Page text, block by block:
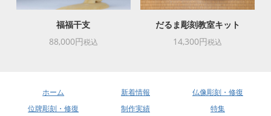
福福干支
88,000円税込
だるま彫刻教室キット
14,300円税込
ホーム 新着情報
仏像彫刻・修復
位牌彫刻・修復
制作実績
特集